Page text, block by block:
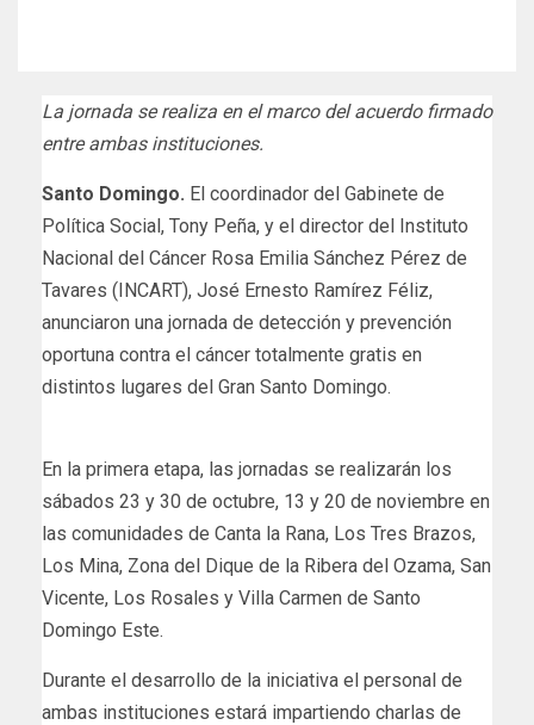
La jornada se realiza en el marco del acuerdo firmado
entre ambas instituciones.
Santo Domingo. El coordinador del Gabinete de
Política Social, Tony Peña, y el director del Instituto
Nacional del Cáncer Rosa Emilia Sánchez Pérez de
Tavares (INCART), José Ernesto Ramírez Féliz,
anunciaron una jornada de detección y prevención
oportuna contra el cáncer totalmente gratis en
distintos lugares del Gran Santo Domingo.
En la primera etapa, las jornadas se realizarán los
sábados 23 y 30 de octubre, 13 y 20 de noviembre en
las comunidades de Canta la Rana, Los Tres Brazos,
Los Mina, Zona del Dique de la Ribera del Ozama, San
Vicente, Los Rosales y Villa Carmen de Santo
Domingo Este.
Durante el desarrollo de la iniciativa el personal de
ambas instituciones estará impartiendo charlas de